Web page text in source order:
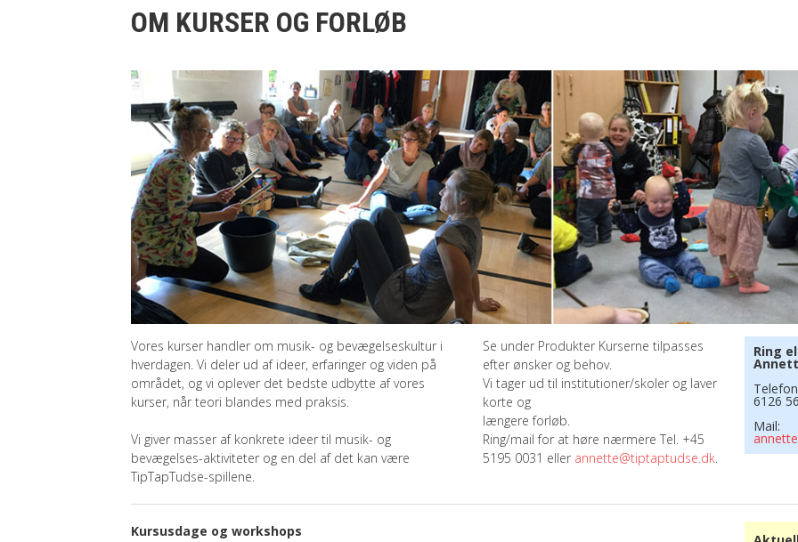
OM KURSER OG FORLØB
Vores kurser handler om musik- og bevægelseskultur i
hverdagen. Vi deler ud af ideer, erfaringer og viden på
området, og vi oplever det bedste udbytte af vores
kurser, når teori blandes med praksis.
Vi giver masser af konkrete ideer til musik- og
bevægelses-aktiviteter og en del af det kan være
TipTapTudse-spillene.
Se under Produkter Kurserne tilpasses
efter ønsker og behov.
Vi tager ud til institutioner/skoler og laver
korte og
længere forløb.
Ring/mail for at høre nærmere Tel. +45
5195 0031 eller annette@tiptaptudse.dk.
Ring
6126
Mail:
Kursusdage og workshops